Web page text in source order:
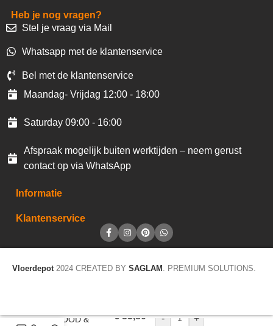
Heb je nog vragen?
Stel je vraag via Mail
Whatsapp met de klantenservice
Bel met de klantenservice
Maandag- Vrijdag 12:00 - 18:00
Saturday 09:00 - 16:00
Afspraak mogelijk buiten werktijden – neem gerust
contact op via WhatsApp
Informatie
Klantenservice
Vloerdepot 2024 CREATED BY SAGLAM . PREMIUM SOLUTIONS.
CV WOOD &
€53,80
- +